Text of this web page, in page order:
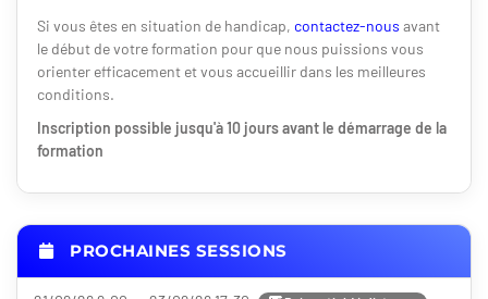
Si vous êtes en situation de handicap, contactez-nous avant
le début de votre formation pour que nous puissions vous
orienter efficacement et vous accueillir dans les meilleures
conditions.
Inscription possible jusqu'à 10 jours avant le démarrage de la
formation
PROCHAINES SESSIONS